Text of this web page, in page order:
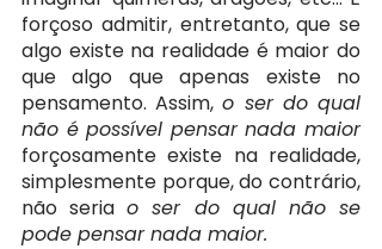
forçoso admitir, entretanto, que se
algo existe na realidade é maior do
que algo que apenas existe no
pensamento. Assim, o ser do qual
não é possível pensar nada maior
forçosamente existe na realidade,
simplesmente porque, do contrário,
não seria o ser do qual não se
pode pensar nada maior.